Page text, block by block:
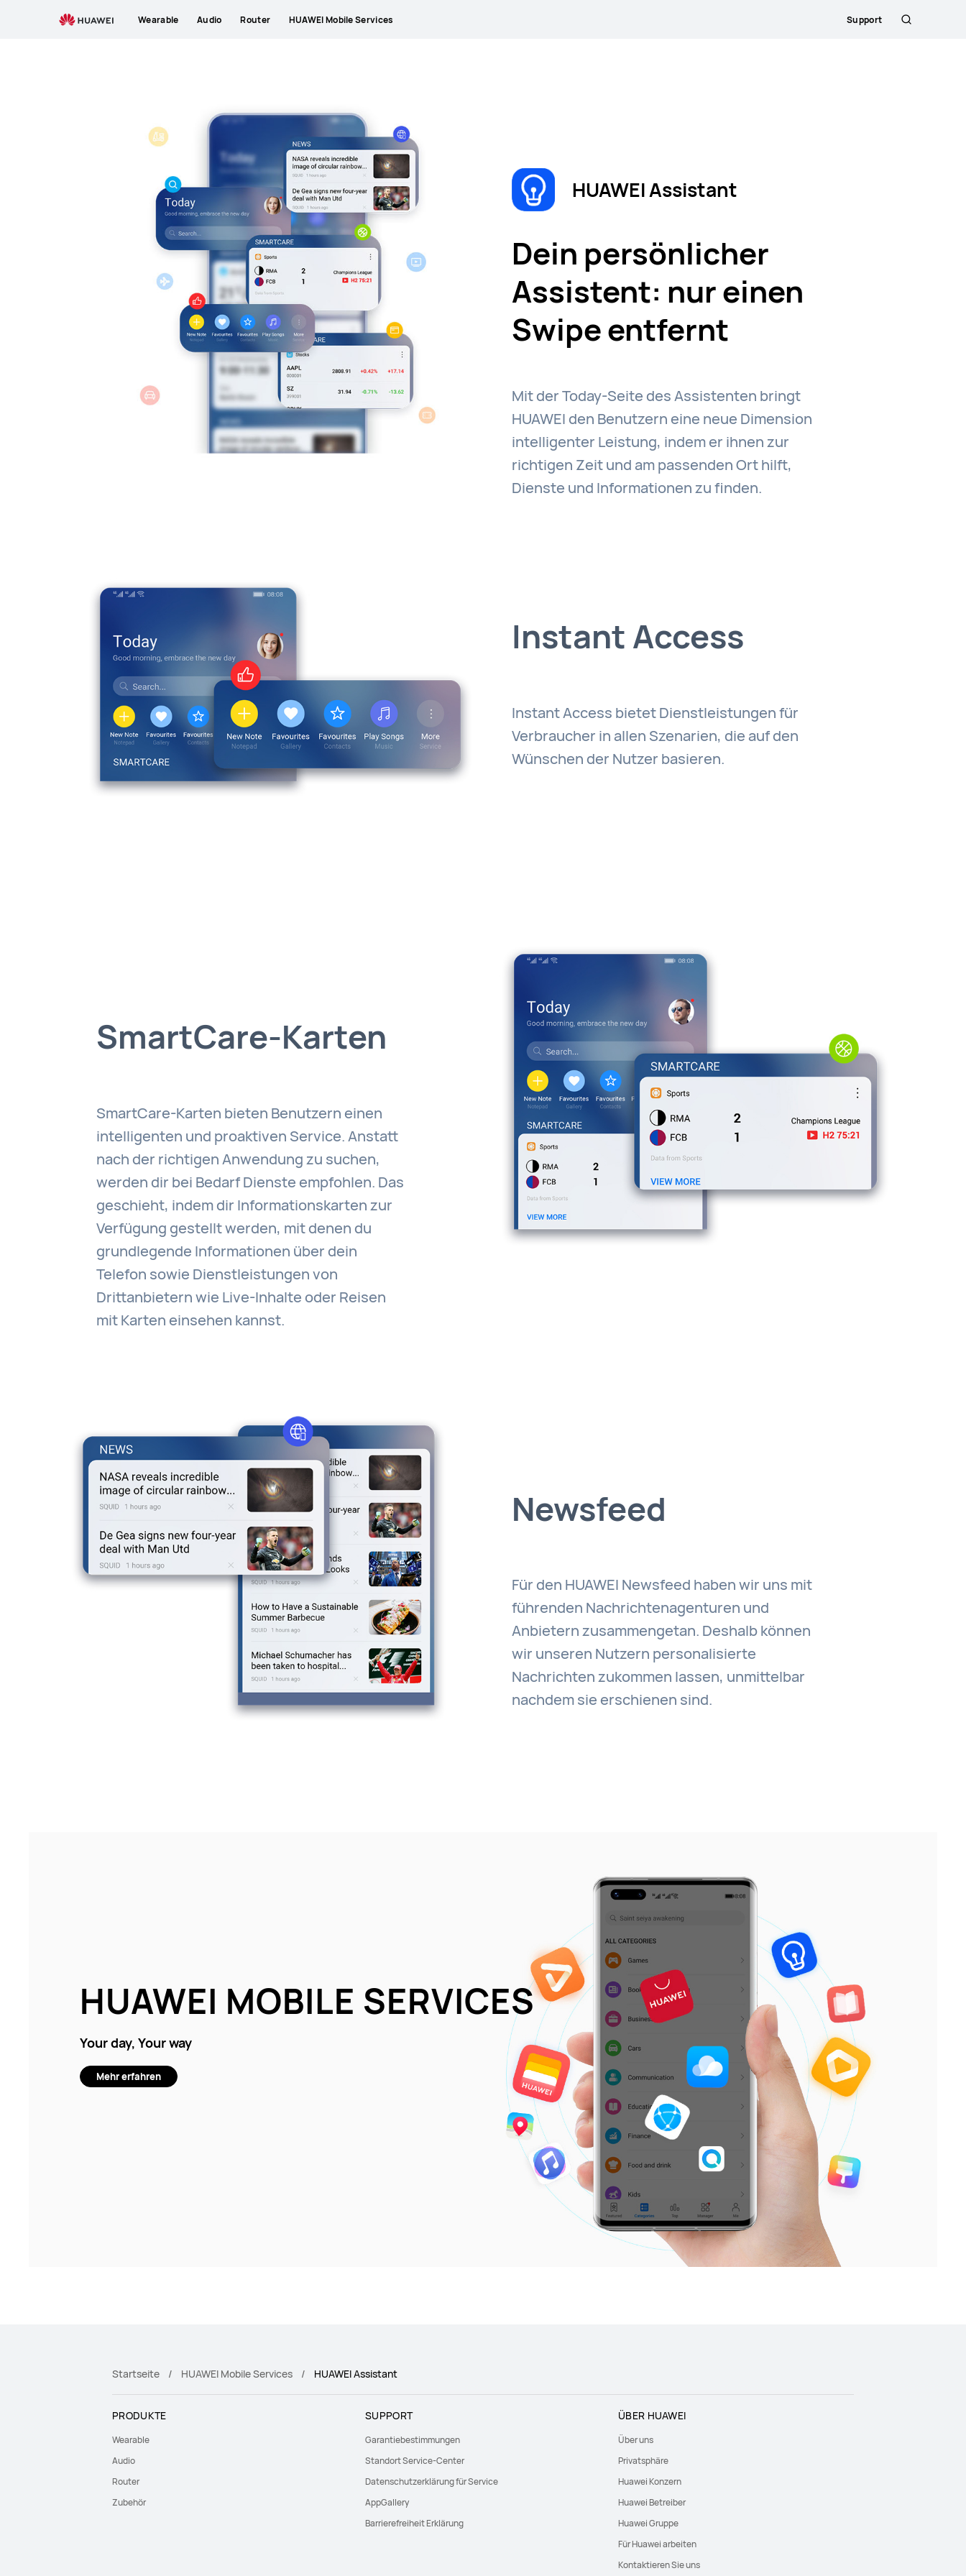
Wearable Audio Router HUAWEI Mobile Services Support
HUAWEI Assistant
Dein persönlicher
Assistent: nur einen
Swipe entfernt
Mit der Today-Seite des Assistenten bringt
HUAWEI den Benutzern eine neue Dimension
intelligenter Leistung, indem er ihnen zur
richtigen Zeit und am passenden Ort hilft,
Dienste und Informationen zu finden.
Instant Access
Instant Access bietet Dienstleistungen für
Verbraucher in allen Szenarien, die auf den
Wünschen der Nutzer basieren.
SmartCare-Karten
SmartCare-Karten bieten Benutzern einen
intelligenten und proaktiven Service. Anstatt
nach der richtigen Anwendung zu suchen,
werden dir bei Bedarf Dienste empfohlen. Das
geschieht, indem dir Informationskarten zur
Verfügung gestellt werden, mit denen du
grundlegende Informationen über dein
Telefon sowie Dienstleistungen von
Drittanbietern wie Live-Inhalte oder Reisen
mit Karten einsehen kannst.
Newsfeed
Für den HUAWEI Newsfeed haben wir uns mit
führenden Nachrichtenagenturen und
Anbietern zusammengetan. Deshalb können
wir unseren Nutzern personalisierte
Nachrichten zukommen lassen, unmittelbar
nachdem sie erschienen sind.
HUAWEI MOBILE SERVICES
Your day, Your way
Mehr erfahren
Startseite HUAWEI Mobile Services HUAWEI Assistant
PRODUKTE
Wearable
Audio
Router
Zubehör
SUPPORT
Garantiebestimmungen
Standort Service-Center
Datenschutzerklärung für Service
AppGallery
Barrierefreiheit Erklärung
ÜBER HUAWEI
Über uns
Privatsphäre
Huawei Konzern
Huawei Betreiber
Huawei Gruppe
Für Huawei arbeiten
Kontaktieren Sie uns